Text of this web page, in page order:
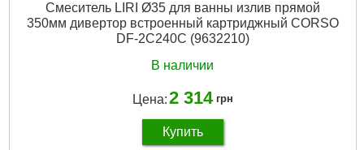
Смеситель LIRI Ø35 для ванны излив прямой
350мм дивертор встроенный картриджный CORSO
DF-2C240C (9632210)
В наличии
Цена:2 314 грн
Купить